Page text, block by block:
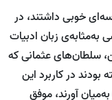
خوبی داشتند، در
به‌مثابه‌ی زبان ادبیات
سلطان‌های عثمانی که
در کاربرد این
آورند، موفق